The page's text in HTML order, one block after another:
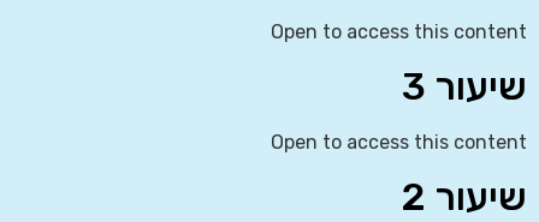
Open to access this content
שיעור 3
Open to access this content
שיעור 2